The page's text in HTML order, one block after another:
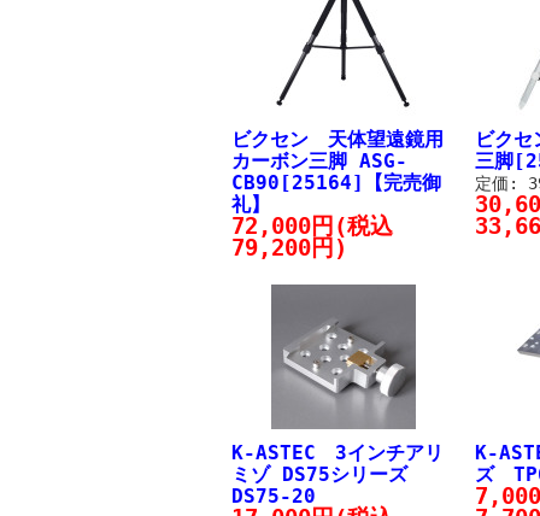
ビクセン 天体望遠鏡用
カーボン三脚 ASG-
CB90[25164]【完売御
礼】
72,000円(税込
79,200円)
ビク
三脚
定価:
K-ASTEC 3インチアリ
ミゾ DS75シリーズ
DS75-20
K-
ズ